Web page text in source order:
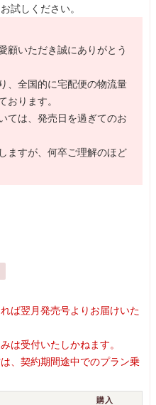
試しください。
顧いただき誠にありがとう
、全国的に宅配便の物流量
おります。
ては、発売日を過ぎてのお
ますが、何卒ご理解のほど
ば翌月発売号よりお届けいた
は受付いたしかねます。
、契約期間途中でのプラン乗
購入